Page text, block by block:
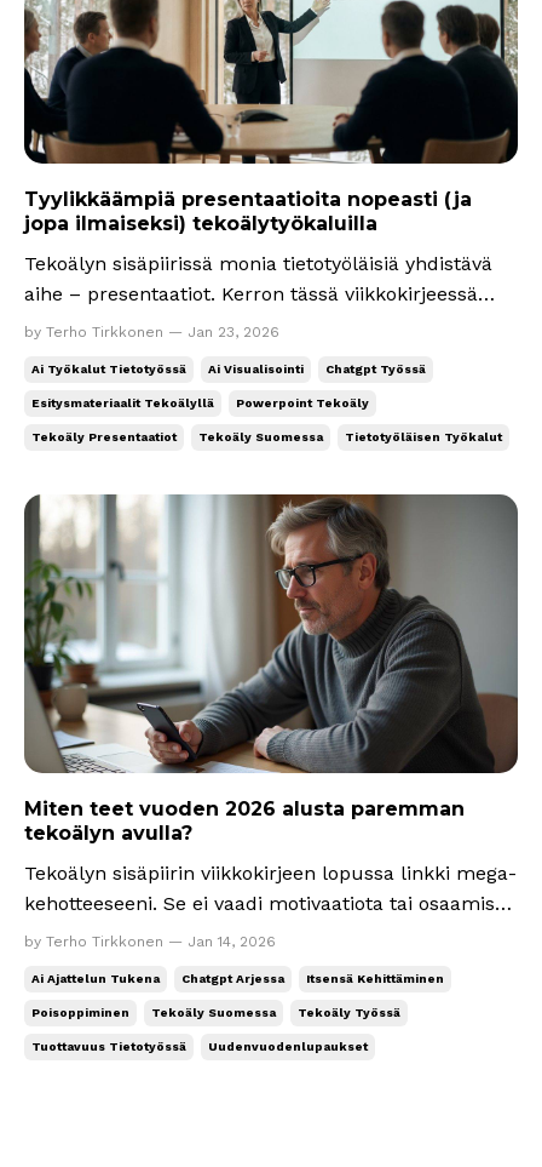
Tyylikkäämpiä presentaatioita nopeasti (ja
jopa ilmaiseksi) tekoälytyökaluilla
Tekoälyn sisäpiirissä monia tietotyöläisiä yhdistävä
aihe – presentaatiot. Kerron tässä viikkokirjeessä
syyt, miksi sinun ei kannata enää tehdä
Tekoäly tekee presentaatioista visuaalisesti näy...
by Terho Tirkkonen — Jan 23, 2026
Ai Työkalut Tietotyössä Ai Visualisointi Chatgpt Työssä
Esitysmateriaalit Tekoälyllä Powerpoint Tekoäly
Tekoäly Presentaatiot Tekoäly Suomessa Tietotyöläisen Työkalut
Miten teet vuoden 2026 alusta paremman
tekoälyn avulla?
Tekoälyn sisäpiirin viikkokirjeen lopussa linkki mega-
kehotteeseeni. Se ei vaadi motivaatiota tai osaamista.
Suunniteltu juuri sinulle vuoden alkuun. 💡 Tiesitkö,
vuonna se osui jo perjantaille 9.1. j...
by Terho Tirkkonen — Jan 14, 2026
Ai Ajattelun Tukena Chatgpt Arjessa Itsensä Kehittäminen
Poisoppiminen Tekoäly Suomessa Tekoäly Työssä
Tuottavuus Tietotyössä Uudenvuodenlupaukset